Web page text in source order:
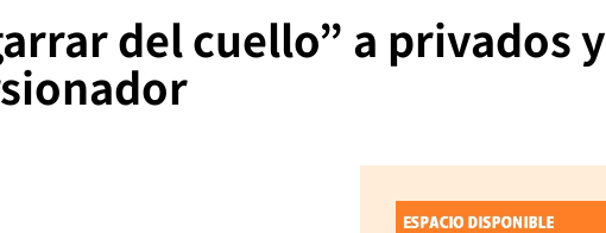
del cuello” a privados y